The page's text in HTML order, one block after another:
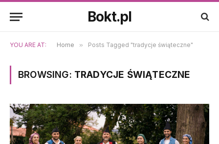
Bokt.pl
YOU ARE AT: Home » Posts Tagged "tradycje świąteczne"
BROWSING: TRADYCJE ŚWIĄTECZNE